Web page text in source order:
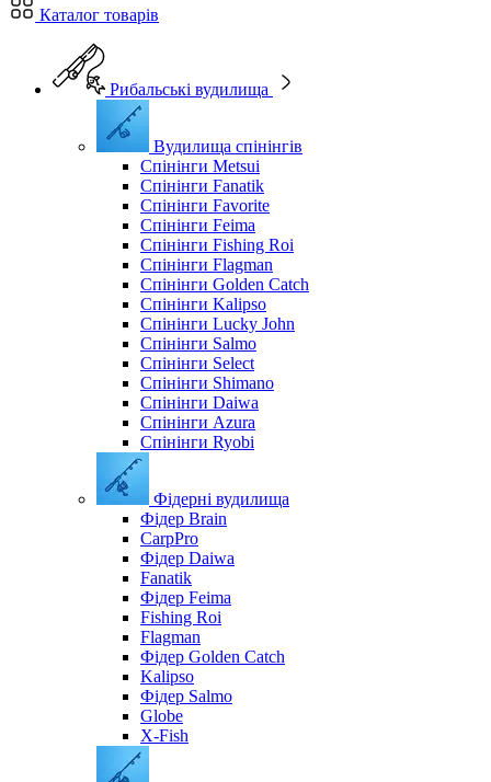
Каталог товарів
Рибальські вудилища
Вудилища спінінгів
Спінінги Metsui
Спінінги Fanatik
Спінінги Favorite
Спінінги Feima
Спінінги Fishing Roi
Спінінги Flagman
Спінінги Golden Catch
Спінінги Kalipso
Спінінги Lucky John
Спінінги Salmo
Спінінги Select
Спінінги Shimano
Спінінги Daiwa
Спінінги Azura
Спінінги Ryobi
Фідерні вудилища
Фідер Brain
CarpPro
Фідер Daiwa
Fanatik
Фідер Feima
Fishing Roi
Flagman
Фідер Golden Catch
Kalipso
Фідер Salmo
Globe
X-Fish